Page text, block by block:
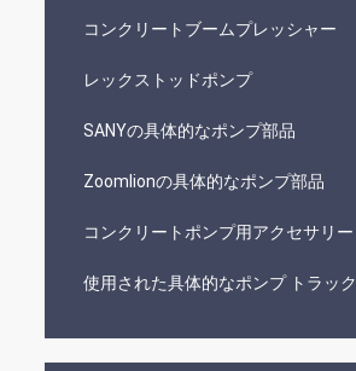
コンクリートブームプレッシャー
レックストッドポンプ
SANYの具体的なポンプ部品
Zoomlionの具体的なポンプ部品
コンクリートポンプ用アクセサリー
使用された具体的なポンプ トラック